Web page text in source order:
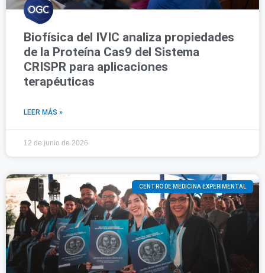
Biofísica del IVIC analiza propiedades
de la Proteína Cas9 del Sistema
CRISPR para aplicaciones
terapéuticas
LEER MÁS »
12 de junio de 2026
CENTRO DE MEDICINA EXPERIMENTAL